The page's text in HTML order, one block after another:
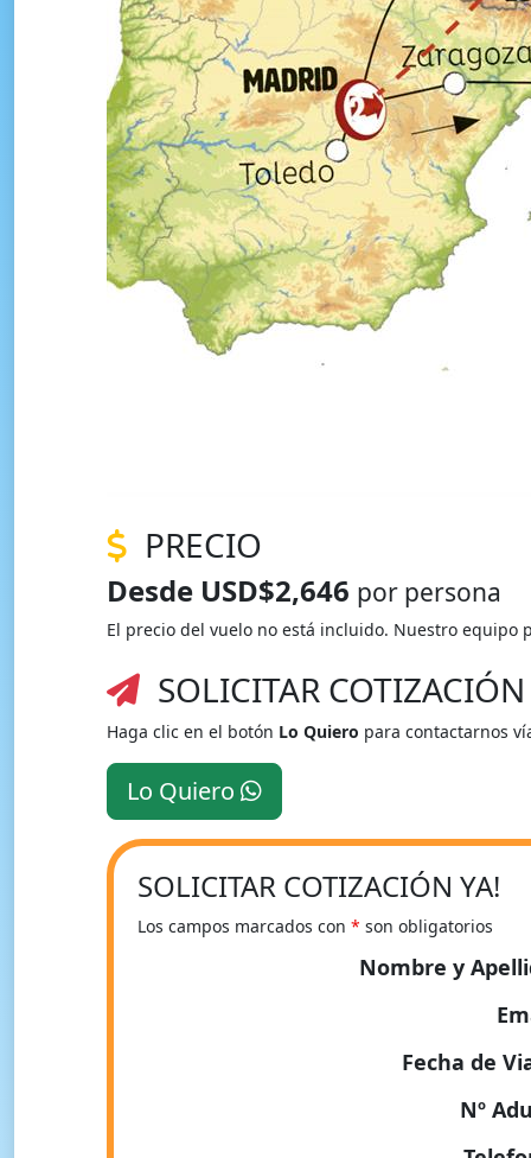
PRECIO
Desde USD$2,646 por persona
El precio del vuelo no está incluido. Nuestro equipo
SOLICITAR COTIZACIÓN
Haga clic en el botón Lo Quiero para contactarnos
Lo Quiero
SOLICITAR COTIZACIÓN YA!
Los campos marcados con * son obligatorios
Nombre y
Fecha de
Nº